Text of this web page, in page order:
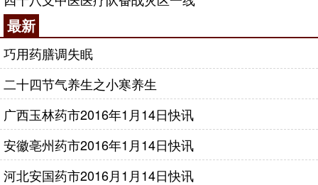
最新
巧用药膳调失眠
二十四节气养生之小寒养生
广西玉林药市2016年1月14日快讯
安徽亳州药市2016年1月14日快讯
河北安国药市2016月1月14日快讯